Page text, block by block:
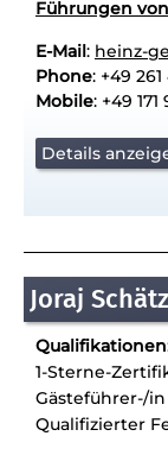
Führungen
E-Mail : heinz-
Phone: +49
Mobile: +49
Details
Joraj
Qualifikationen
1-Sterne-
Gästeführer-/
Qualifizierter